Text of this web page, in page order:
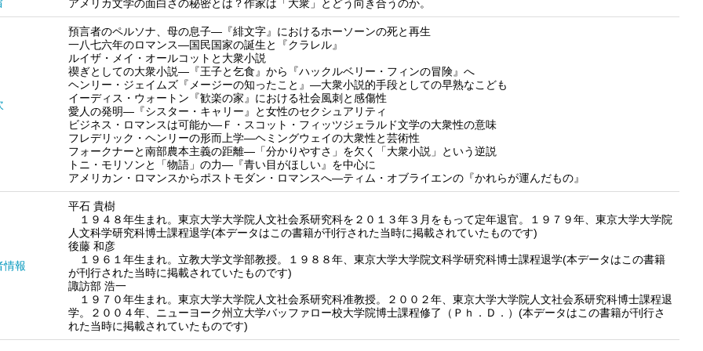
アメリカ文学の面白さの秘密とは？作家は「大衆」とどう向き合うのか。
預言者のペルソナ、母の息子―『緋文字』におけるホーソーンの死と再生
一八七六年のロマンス―国民国家の誕生と『クラレル』
ルイザ・メイ・オールコットと大衆小説
禊ぎとしての大衆小説―『王子と乞食』から『ハックルベリー・フィンの冒険』へ
ヘンリー・ジェイムズ『メージーの知ったこと』―大衆小説的手段としての早熟なこども
イーディス・ウォートン『歓楽の家』における社会風刺と感傷性
愛人の発明―『シスター・キャリー』と女性のセクシュアリティ
ビジネス・ロマンスは可能か―Ｆ・スコット・フィッツジェラルド文学の大衆性の意味
フレデリック・ヘンリーの形而上学―ヘミングウェイの大衆性と芸術性
フォークナーと南部農本主義の距離―「分かりやすさ」を欠く「大衆小説」という逆説
トニ・モリソンと「物語」の力―『青い目がほしい』を中心に
アメリカン・ロマンスからポストモダン・ロマンスへ―ティム・オブライエンの『かれらが運んだもの』
情報
平石 貴樹
１９４８年生まれ。東京大学大学院人文社会系研究科を２０１３年３月をもって定年退官。１９７９年、東京大学大学院
人文科学研究科博士課程退学(本データはこの書籍が刊行された当時に掲載されていたものです)
後藤 和彦
１９６１年生まれ。立教大学文学部教授。１９８８年、東京大学大学院文科学研究科博士課程退学(本データはこの書籍
が刊行された当時に掲載されていたものです)
諏訪部 浩一
１９７０年生まれ。東京大学大学院人文社会系研究科准教授。２００２年、東京大学大学院人文社会系研究科博士課程退
学。２００４年、ニューヨーク州立大学バッファロー校大学院博士課程修了（Ｐｈ．Ｄ．）(本データはこの書籍が刊行さ
れた当時に掲載されていたものです)